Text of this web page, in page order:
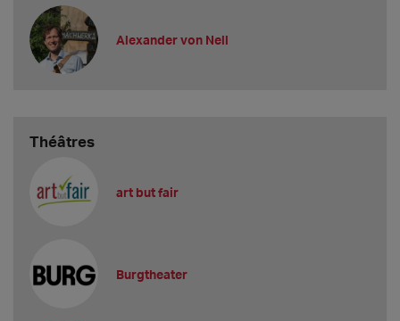
Alexander von Nell
Théâtres
art but fair
Burgtheater